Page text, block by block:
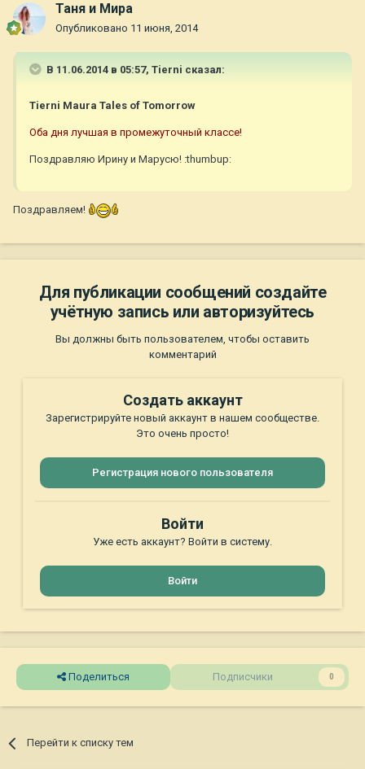
Таня и Мира
Опубликовано 11 июня, 2014
В 11.06.2014 в 05:57, Tierni сказал:
Tierni Maura Tales of Tomorrow
Оба дня лучшая в промежуточный классе!
Поздравляю Ирину и Марусю! :thumbup:
Поздравляем!
Для публикации сообщений создайте
учётную запись или авторизуйтесь
Вы должны быть пользователем, чтобы оставить
комментарий
Создать аккаунт
Зарегистрируйте новый аккаунт в нашем сообществе.
Это очень просто!
Регистрация нового пользователя
Войти
Уже есть аккаунт? Войти в систему.
Войти
Поделиться Подписчики 0
Перейти к списку тем